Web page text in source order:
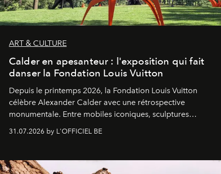
ART & CULTURE
Calder en apesanteur : l'exposition qui fait
danser la Fondation Louis Vuitton
Depuis le printemps 2026, la Fondation Louis Vuitton
célèbre Alexander Calder avec une rétrospective
monumentale. Entre mobiles iconiques, sculptures
américain investit les espaces imaginés par Frank Gehry
sculpture.
31.07.2026 by L'OFFICIEL BE